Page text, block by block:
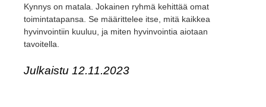
Kynnys on matala. Jokainen ryhmä kehittää omat
toimintatapansa. Se määrittelee itse, mitä kaikkea
hyvinvointiin kuuluu, ja miten hyvinvointia aiotaan
tavoitella.
Julkaistu 12.11.2023